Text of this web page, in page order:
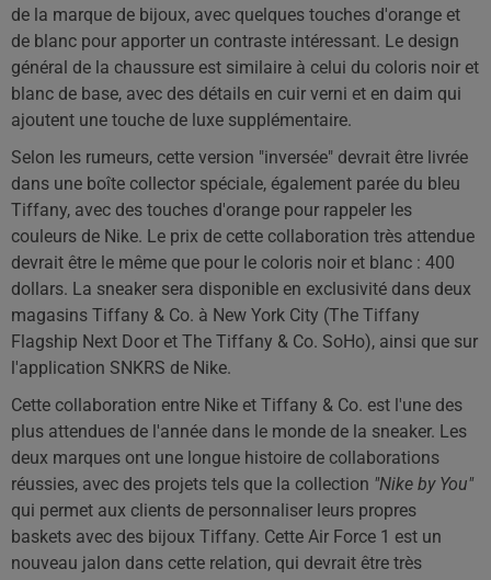
de la marque de bijoux, avec quelques touches d'orange et
de blanc pour apporter un contraste intéressant. Le design
général de la chaussure est similaire à celui du coloris noir et
blanc de base, avec des détails en cuir verni et en daim qui
ajoutent une touche de luxe supplémentaire.
Selon les rumeurs, cette version "inversée" devrait être livrée
dans une boîte collector spéciale, également parée du bleu
Tiffany, avec des touches d'orange pour rappeler les
couleurs de Nike. Le prix de cette collaboration très attendue
devrait être le même que pour le coloris noir et blanc : 400
dollars. La sneaker sera disponible en exclusivité dans deux
magasins Tiffany & Co. à New York City (The Tiffany
Flagship Next Door et The Tiffany & Co. SoHo), ainsi que sur
l'application SNKRS de Nike.
Cette collaboration entre Nike et Tiffany & Co. est l'une des
plus attendues de l'année dans le monde de la sneaker. Les
deux marques ont une longue histoire de collaborations
réussies, avec des projets tels que la collection "Nike by You"
qui permet aux clients de personnaliser leurs propres
baskets avec des bijoux Tiffany. Cette Air Force 1 est un
nouveau jalon dans cette relation, qui devrait être très